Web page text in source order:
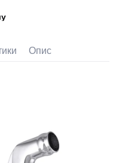
Опис